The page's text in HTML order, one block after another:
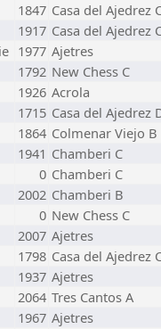
1847 Casa del Ajedrez
1917 Casa del Ajedrez
1977 Ajetres
1792 New Chess C
1926 Acrola
1715 Casa del Ajedrez
1864 Colmenar Viejo B
1941 Chamberi C
0 Chamberi C
2002 Chamberi B
0 New Chess C
2007 Ajetres
1798 Casa del Ajedrez
1937 Ajetres
2064 Tres Cantos A
1967 Ajetres